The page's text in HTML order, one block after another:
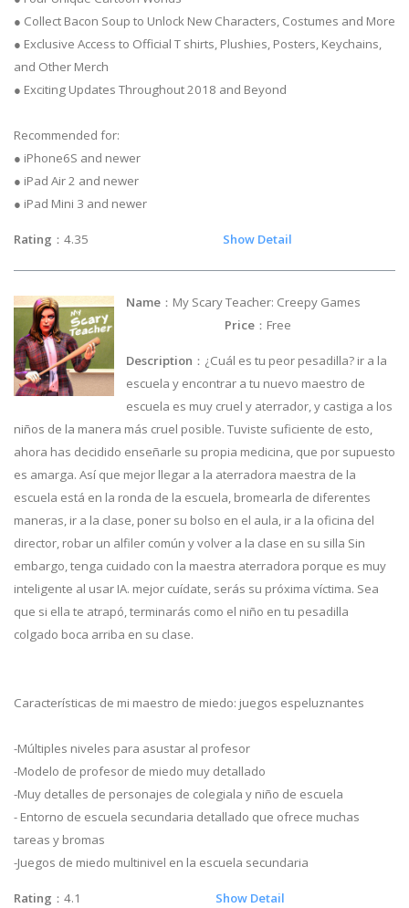
● Collect Bacon Soup to Unlock New Characters, Costumes and More
● Exclusive Access to Official T shirts, Plushies, Posters, Keychains,
and Other Merch
● Exciting Updates Throughout 2018 and Beyond
Recommended for:
● iPhone6S and newer
● iPad Air 2 and newer
● iPad Mini 3 and newer
Rating ：4.35 Show Detail
Name ：My Scary Teacher: Creepy Games
Price ：Free
Description ：¿Cuál es tu peor pesadilla? ir a la
escuela y encontrar a tu nuevo maestro de
escuela es muy cruel y aterrador, y castiga a los
niños de la manera más cruel posible. Tuviste suficiente de esto,
ahora has decidido enseñarle su propia medicina, que por supuesto
es amarga. Así que mejor llegar a la aterradora maestra de la
escuela está en la ronda de la escuela, bromearla de diferentes
maneras, ir a la clase, poner su bolso en el aula, ir a la oficina del
director, robar un alfiler común y volver a la clase en su silla Sin
embargo, tenga cuidado con la maestra aterradora porque es muy
inteligente al usar IA. mejor cuídate, serás su próxima víctima. Sea
que si ella te atrapó, terminarás como el niño en tu pesadilla
colgado boca arriba en su clase.
Características de mi maestro de miedo: juegos espeluznantes
-Múltiples niveles para asustar al profesor
-Modelo de profesor de miedo muy detallado
-Muy detalles de personajes de colegiala y niño de escuela
- Entorno de escuela secundaria detallado que ofrece muchas
tareas y bromas
-Juegos de miedo multinivel en la escuela secundaria
Rating ：4.1 Show Detail